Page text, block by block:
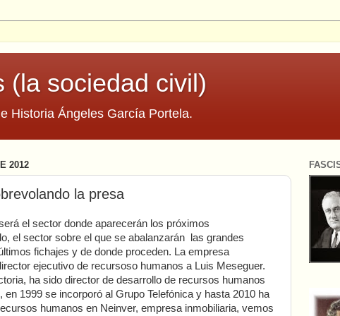
(la sociedad civil)
Historia Ángeles García Portela.
2012
la presa
el sector donde aparecerán los próximos
el sector sobre el que se abalanzarán las grandes
fichajes y de donde proceden. La empresa
ejecutivo de recursoso humanos a Luis Meseguer.
ha sido director de desarrollo de recursos humanos
en 1999 se incorporó al Grupo Telefónica y hasta 2010 ha
humanos en Neinver, empresa inmobiliaria, vemos